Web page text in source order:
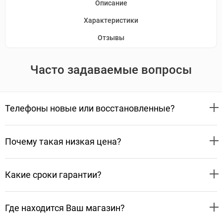
Описание
Характеристики
Отзывы
Часто задаваемые вопросы
Телефоны новые или восстановленные?
Почему такая низкая цена?
Какие сроки гарантии?
Где находится Ваш магазин?